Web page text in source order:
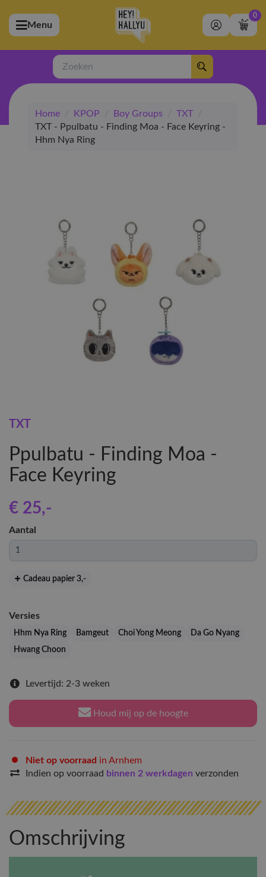
(Artiesten)
(Merchandise)
(Exclusive)
(Winkel)
Menu
0
Zoeken
Home / KPOP / Boy Groups / TXT
/
TXT - Ppulbatu - Finding Moa - Face Keyring -
Hhm Nya Ring
TXT
Ppulbatu - Finding Moa -
Face Keyring
€ 25,-
Aantal
Cadeau papier 3,-
Versies
Hhm Nya Ring Bamgeut Choi Yong Meong
Da Go Nyang
Hwang Choon
Levertijd: 2-3 weken
Houd mij op de hoogte
Niet op voorraad in Arnhem
Indien op voorraad binnen 2 werkdagen verzonden
Omschrijving